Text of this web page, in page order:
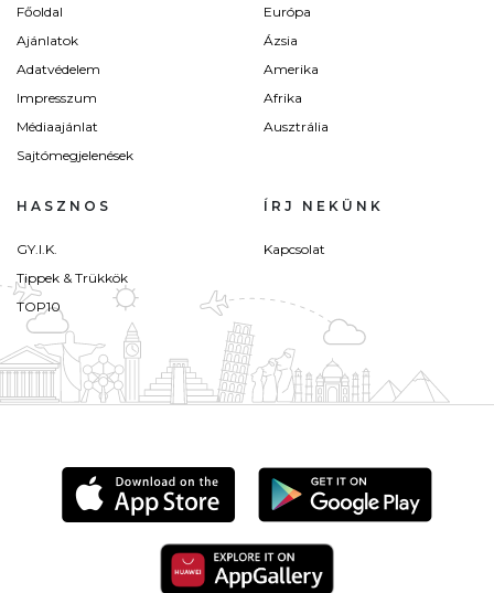
Főoldal
Ajánlatok
Adatvédelem
Impresszum
Médiaajánlat
Sajtómegjelenések
Európa
Ázsia
Amerika
Afrika
Ausztrália
HASZNOS
GY.I.K.
Tippek & Trükkök
TOP10
ÍRJ NEKÜNK
Kapcsolat